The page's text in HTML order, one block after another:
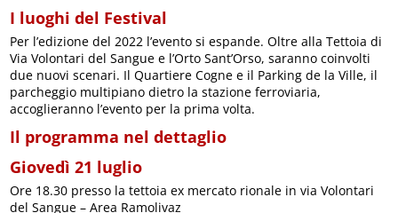
I luoghi del Festival
Per l’edizione del 2022 l’evento si espande. Oltre alla Tettoia di
Via Volontari del Sangue e l’Orto Sant’Orso, saranno coinvolti
due nuovi scenari. Il Quartiere Cogne e il Parking de la Ville, il
parcheggio multipiano dietro la stazione ferroviaria,
accoglieranno l’evento per la prima volta.
Il programma nel dettaglio
Giovedì 21 luglio
Ore 18.30 presso la tettoia ex mercato rionale in via Volontari
del Sangue – Area Ramolivaz